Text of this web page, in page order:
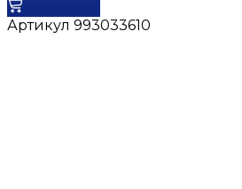
Артикул 993033610